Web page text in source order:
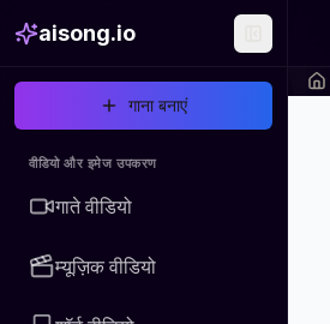
aisong.io
गाना बनाएं
वीडियो और इमेज उपकरण
गाते वीडियो
म्यूज़िक वीडियो